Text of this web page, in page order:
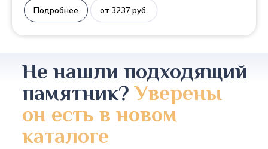
Подробнее от 3237 руб.
Не нашли подходящий
памятник?Уверены
он есть в новом
каталоге